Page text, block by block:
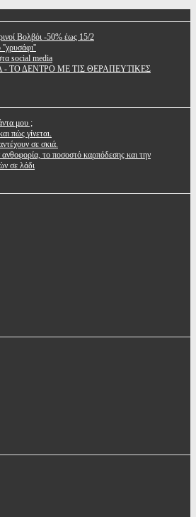
Βολβόι -50% έως 15/2
''χρυσάφι''
social media
ΤΟ ΔΕΝΤΡΟ ΜΕ ΤΙΣ ΘΕΡΑΠΕΥΤΙΚΕΣ
μου ;
πώς γίνεται.
σε σκιά.
το ποσοστό καρπόδεσης και την
σε λάδι